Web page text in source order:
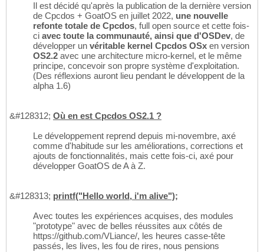
Il est décidé qu'après la publication de la dernière version
de Cpcdos + GoatOS en juillet 2022, une nouvelle
refonte totale de Cpcdos, full open source et cette fois-
ci avec toute la communauté, ainsi que d'OSDev, de
développer un véritable kernel Cpcdos OSx en version
OS2.2 avec une architecture micro-kernel, et le même
principe, concevoir son propre système d'exploitation.
(Des réflexions auront lieu pendant le développent de la
alpha 1.6)
&#128312; Où en est Cpcdos OS2.1 ?
Le développement reprend depuis mi-novembre, axé
comme d'habitude sur les améliorations, corrections et
ajouts de fonctionnalités, mais cette fois-ci, axé pour
développer GoatOS de A à Z.
&#128313; printf("Hello world, i'm alive");
Avec toutes les expériences acquises, des modules
"prototype" avec de belles réussites aux côtés de
https://github.com/VLiance/, les heures casse-tête
passés, les lives, les fou de rires, nous pensions